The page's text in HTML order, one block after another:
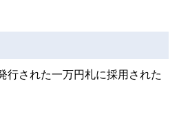
行された一万円札に採用された